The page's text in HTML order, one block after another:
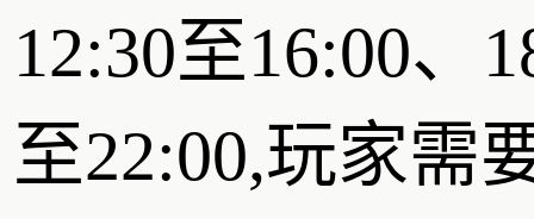
12:30至16:00、
至22:00,玩家需